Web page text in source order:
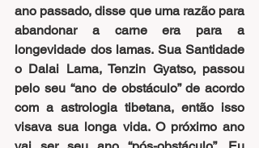
ano passado, disse que uma razão para
abandonar a carne era para a
longevidade dos lamas. Sua Santidade
o Dalai Lama, Tenzin Gyatso, passou
pelo seu “ano de obstáculo” de acordo
com a astrologia tibetana, então isso
visava sua longa vida. O próximo ano